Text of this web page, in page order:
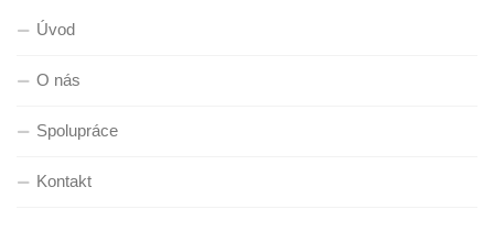
Úvod
O nás
Spolupráce
Kontakt